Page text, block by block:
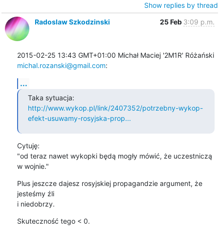
Show replies by thread
Radoslaw Szkodzinski
25 Feb 3:09 p.m.
2015-02-25 13:43 GMT+01:00 Michał Maciej '2M1R' Różański
michal.rozanski@gmail.com:
...
http://www.wykop.pl/link/2407352/potrzebny-wykop-
efekt-usuwamy-rosyjska-prop...
Cytuję:
"od teraz nawet wykopki będą mogły mówić, że uczestniczą
w wojnie."
Plus jeszcze dajesz rosyjskiej propagandzie argument, że
jesteśmy źli
i niedobrzy.
Skuteczność tego < 0.